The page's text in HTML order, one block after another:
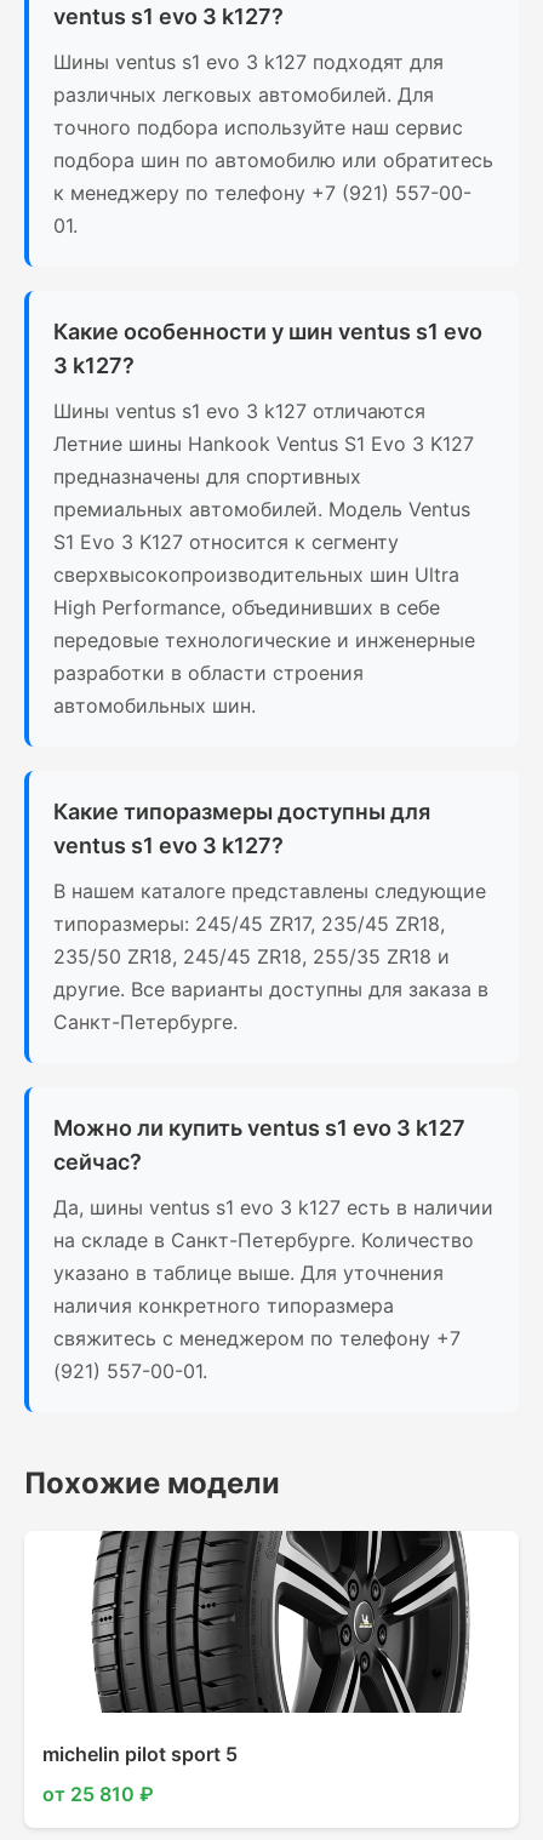
ventus s1 evo 3 k127?
Шины ventus s1 evo 3 k127 подходят для
различных легковых автомобилей. Для
точного подбора используйте наш сервис
подбора шин по автомобилю или обратитесь
к менеджеру по телефону +7 (921) 557-00-
01.
Какие особенности у шин ventus s1 evo
3 k127?
Шины ventus s1 evo 3 k127 отличаются
Летние шины Hankook Ventus S1 Evo 3 K127
предназначены для спортивных
премиальных автомобилей. Модель Ventus
S1 Evo 3 K127 относится к сегменту
сверхвысокопроизводительных шин Ultra
High Performance, объединивших в себе
передовые технологические и инженерные
разработки в области строения
автомобильных шин.
Какие типоразмеры доступны для
ventus s1 evo 3 k127?
В нашем каталоге представлены следующие
типоразмеры: 245/45 ZR17, 235/45 ZR18,
235/50 ZR18, 245/45 ZR18, 255/35 ZR18 и
другие. Все варианты доступны для заказа в
Санкт-Петербурге.
Можно ли купить ventus s1 evo 3 k127
сейчас?
Да, шины ventus s1 evo 3 k127 есть в наличии
на складе в Санкт-Петербурге. Количество
указано в таблице выше. Для уточнения
наличия конкретного типоразмера
свяжитесь с менеджером по телефону +7
(921) 557-00-01.
Похожие модели
michelin pilot sport 5
от 25 810 ₽